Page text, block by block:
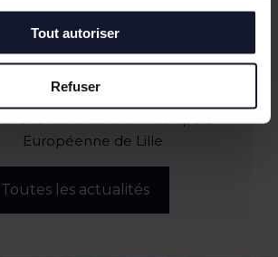
Tout autoriser
Refuser
à vendre à Wasquehal : 772 m²
disponibles au Château Blanc
Février 2026
: retour sur le bilan du
Européenne de Lille
Toutes les actualités